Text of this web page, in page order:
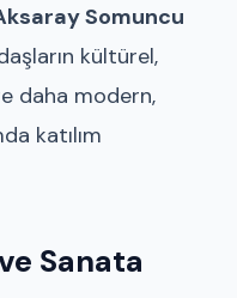
Somuncu
kültürel,
daha modern,
katılım
Sanata